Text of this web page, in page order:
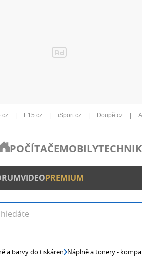
E15.cz iSport.cz Doupě.cz
POČÍTAČEMOBILY
VIDEOPREMIUM
a barvy do tiskáren Náplně a tonery -